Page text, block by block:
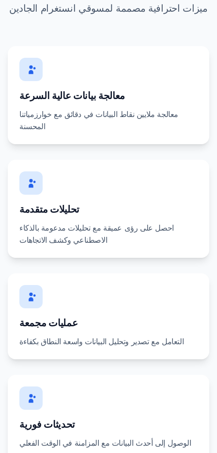
ميزات احترافية مصممة لمسوقي انستغرام الجادين
معالجة بيانات عالية السرعة
معالجة ملايين نقاط البيانات في دقائق مع خوارزمياتنا
المحسنة
تحليلات متقدمة
احصل على رؤى عميقة مع تحليلات مدعومة بالذكاء
الاصطناعي وكشف الاتجاهات
عمليات مجمعة
التعامل مع تصدير وتحليل البيانات واسعة النطاق بكفاءة
تحديثات فورية
الوصول إلى أحدث البيانات مع المزامنة في الوقت الفعلي